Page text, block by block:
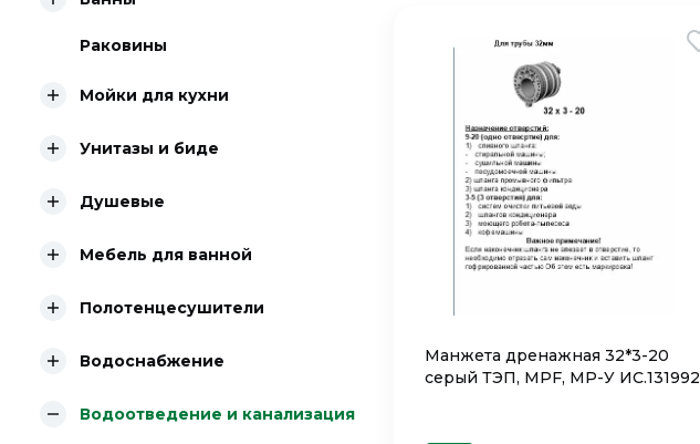
Раковины
Мойки для кухни
Унитазы и биде
Душевые
Мебель для ванной
Полотенцесушители
Водоснабжение
Водоотведение и канализация
Манжета дренажная 32*3-20
серый ТЭП, MPF, МР-У ИС.131992